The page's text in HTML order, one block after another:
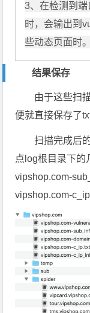
3、在检测到
时，会输出到
些动态页面时。
结果保存
由于这些扫
便就直接保存了
扫描完成后
点log根目录下的
vipshop.com-
vipshop.com-